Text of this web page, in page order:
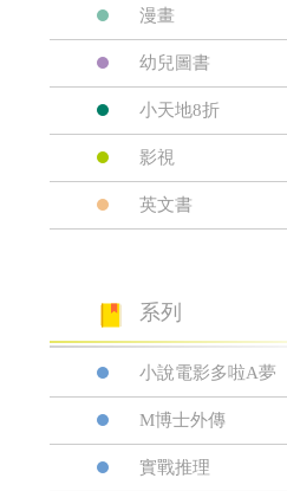
漫畫
幼兒圖書
小天地8折
影視
英文書
系列
小說電影多啦A夢
M博士外傳
實戰推理